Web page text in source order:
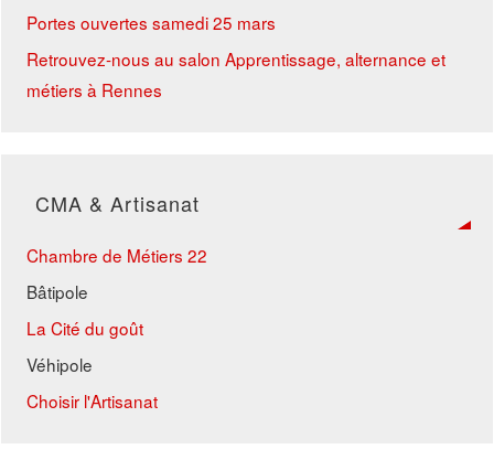
Coiffure :
18 avril 2023
8 mars 2023
Vente de pièces automobiles :
15 mars 2023
3 mai 2023
Portes ouvertes samedi 25 mars
Retrouvez-nous au salon Apprentissage, alternance et
métiers à Rennes
CMA & Artisanat
Chambre de Métiers 22
Bâtipole
La Cité du goût
Véhipole
Choisir l'Artisanat